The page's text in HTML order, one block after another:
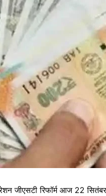
जीएसटी रिफॉर्म आज 22